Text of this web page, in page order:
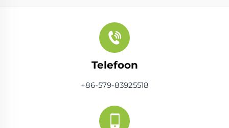
Telefoon
+86-579-83925518